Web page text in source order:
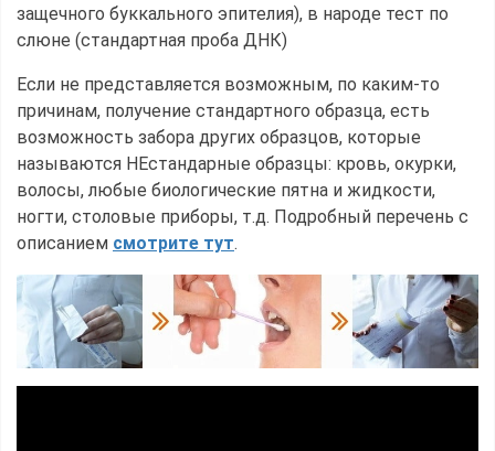
защечного буккального эпителия), в народе тест по
слюне (стандартная проба ДНК)
Если не представляется возможным, по каким-то
причинам, получение стандартного образца, есть
возможность забора других образцов, которые
называются НЕстандарные образцы: кровь, окурки,
волосы, любые биологические пятна и жидкости,
ногти, столовые приборы, т.д. Подробный перечень с
описанием смотрите тут.